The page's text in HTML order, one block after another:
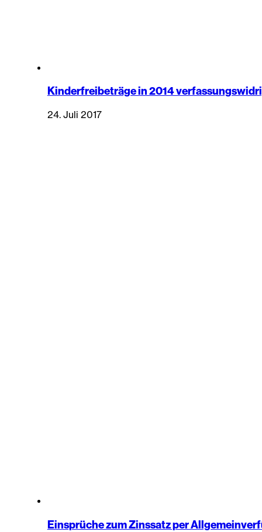
Kinderfreibeträge in 2014
24. Juli 2017
Einsprüche zum Zinssatz per